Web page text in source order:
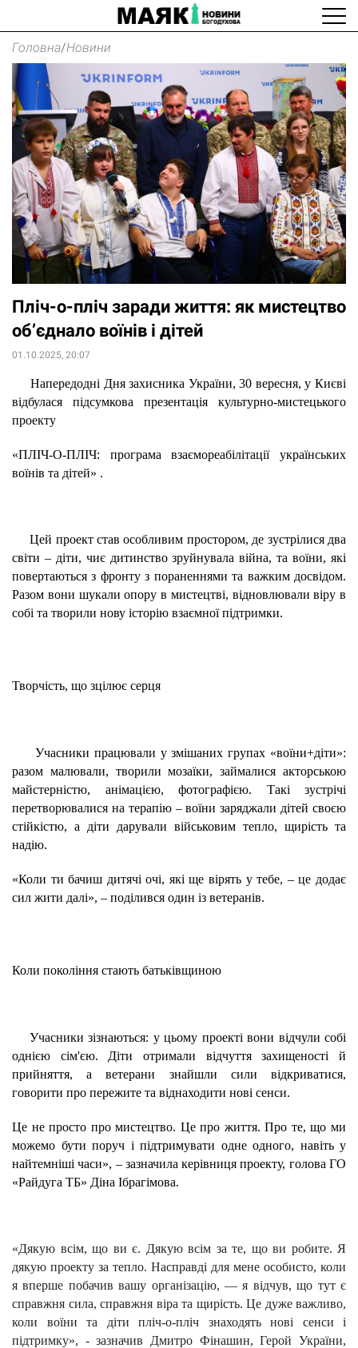
Головна/Новини
Пліч-о-пліч заради життя: як мистецтво
об’єднало воїнів і дітей
01.10.2025, 20:07
Напередодні Дня захисника України, 30 вересня, у Києві
відбулася підсумкова презентація культурно-мистецького
проекту
«ПЛІЧ-О-ПЛІЧ: програма взаємореабілітації українських
воїнів та дітей» .
Цей проект став особливим простором, де зустрілися два
світи – діти, чиє дитинство зруйнувала війна, та воїни, які
повертаються з фронту з пораненнями та важким досвідом.
Разом вони шукали опору в мистецтві, відновлювали віру в
собі та творили нову історію взаємної підтримки.
Творчість, що зцілює серця
Учасники працювали у змішаних групах «воїни+діти»:
разом малювали, творили мозаїки, займалися акторською
майстерністю, анімацією, фотографією. Такі зустрічі
перетворювалися на терапію – воїни заряджали дітей своєю
стійкістю, а діти дарували військовим тепло, щирість та
надію.
«Коли ти бачиш дитячі очі, які ще вірять у тебе, – це додає
сил жити далі», – поділився один із ветеранів.
Коли покоління стають батьківщиною
Учасники зізнаються: у цьому проекті вони відчули собі
однією сім'єю. Діти отримали відчуття захищеності й
прийняття, а ветерани знайшли сили відкриватися,
говорити про пережите та віднаходити нові сенси.
Це не просто про мистецтво. Це про життя. Про те, що ми
можемо бути поруч і підтримувати одне одного, навіть у
найтемніші часи», – зазначила керівниця проекту, голова ГО
«Райдуга ТБ» Діна Ібрагімова.
«Дякую всім, що ви є. Дякую всім за те, що ви робите. Я
дякую проекту за тепло. Насправді для мене особисто, коли
я вперше побачив вашу організацію, — я відчув, що тут є
справжня сила, справжня віра та щирість. Це дуже важливо,
коли воїни та діти пліч-о-пліч знаходять нові сенси і
підтримку», - зазначив Дмитро Фінашин, Герой України,